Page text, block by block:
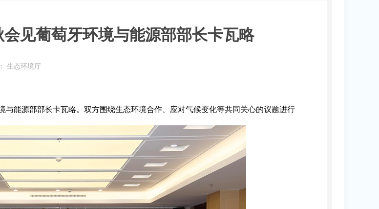
见葡萄牙环境与能源部部长卡瓦略
生态环境厅
能源部部长卡瓦略。双方围绕生态环境合作、应对气候变化等共同关心的议题进行